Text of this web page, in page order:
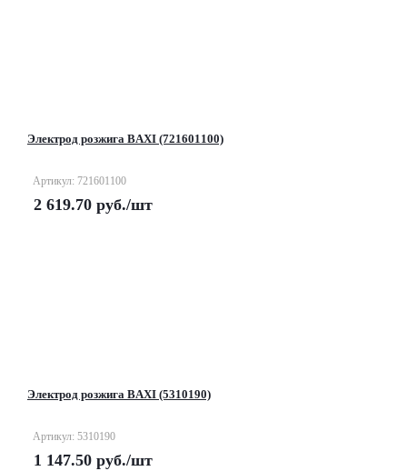
Электрод розжига BAXI (721601100)
Артикул: 721601100
2 619.70 руб./шт
Электрод розжига BAXI (5310190)
Артикул: 5310190
1 147.50 руб./шт